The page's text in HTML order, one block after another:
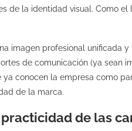
de la identidad visual. Como
imagen profesional unificada
de comunicación (ya sean
ya conocen la empresa como
de la marca.
de las